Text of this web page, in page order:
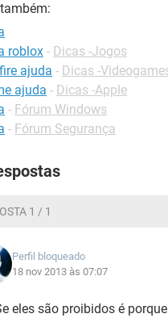
roblox - Dicas -Jogos
ajuda - Dicas -
ajuda - Dicas -Apple
- Fórum Windows
- Fórum Segurança
1 / 1
Perfil bloqueado
18 nov 2013 às 07:07
eles são proibidos é